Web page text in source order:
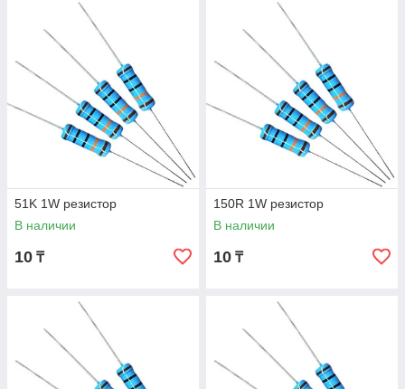
51K 1W резистор
В наличии
10 ₸
150R 1W резистор
В наличии
10 ₸